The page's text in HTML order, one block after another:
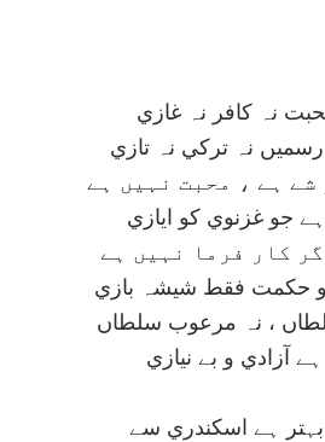
نہ کافر نہ غازي
نہ ترکي نہ تازي
شے ہے ، محبت نہيں ہے
جو غزنوي کو ايازي
کار فرما نہيں ہے
و حکمت فقط شيشہ بازي
، نہ مرعوب سلطاں
آزادي و بے نيازي
ہے اسکندري سے